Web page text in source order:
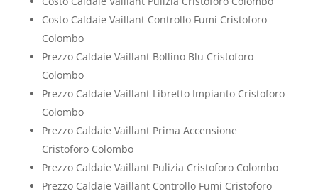
Costo Caldaie Vaillant Controllo Fumi Cristoforo
Colombo
Prezzo Caldaie Vaillant Bollino Blu Cristoforo
Colombo
Prezzo Caldaie Vaillant Libretto Impianto Cristoforo
Colombo
Prezzo Caldaie Vaillant Prima Accensione
Cristoforo Colombo
Prezzo Caldaie Vaillant Pulizia Cristoforo Colombo
Prezzo Caldaie Vaillant Controllo Fumi Cristoforo